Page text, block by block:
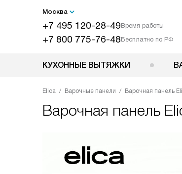
Москва
+7 495 120-28-49Время работы
+7 800 775-76-48Бесплатно по РФ
КУХОННЫЕ ВЫТЯЖКИ
Elica Варочные панели Варочная панель
Варочная панель